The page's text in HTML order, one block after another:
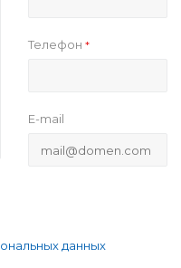
Телефон*
E-mail
данных